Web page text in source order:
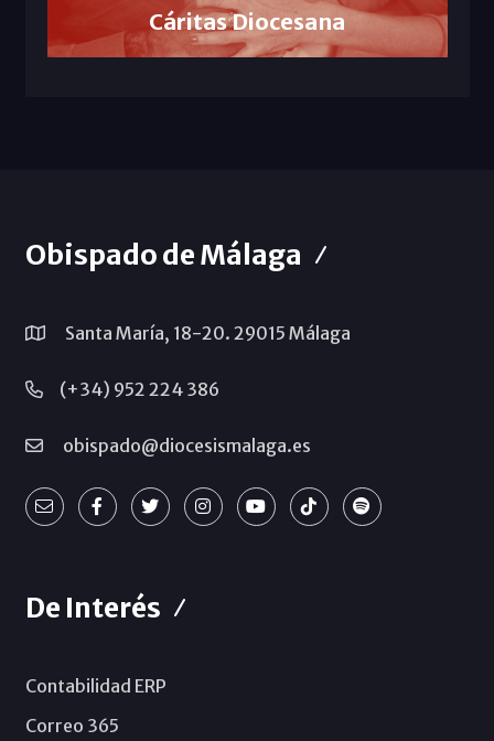
Cáritas Diocesana
Obispado de Málaga
Santa María, 18-20. 29015 Málaga
(+34) 952 224 386
obispado@diocesismalaga.es
De Interés
Contabilidad ERP
Correo 365